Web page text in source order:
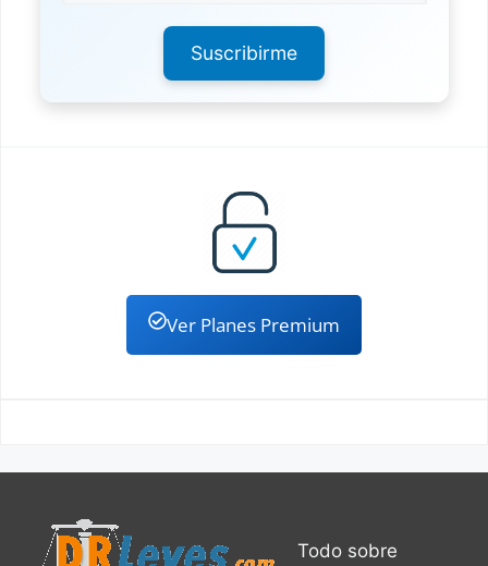
Suscribirme
Ver Planes Premium
Todo sobre